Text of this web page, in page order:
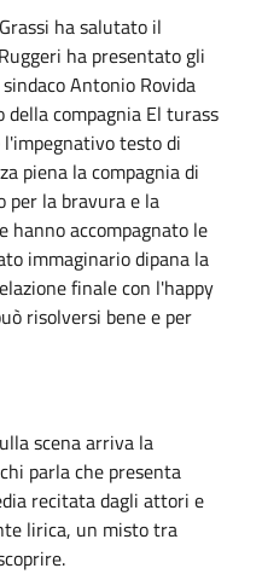
ha salutato il
ha presentato gli
Antonio Rovida
compagnia El turass
testo di
piena la compagnia di
per la bravura e la
hanno accompagnato le
immaginario dipana la
finale con l'happy
risolversi bene e per
scena arriva la
parla che presenta
recitata dagli attori e
lirica, un misto tra